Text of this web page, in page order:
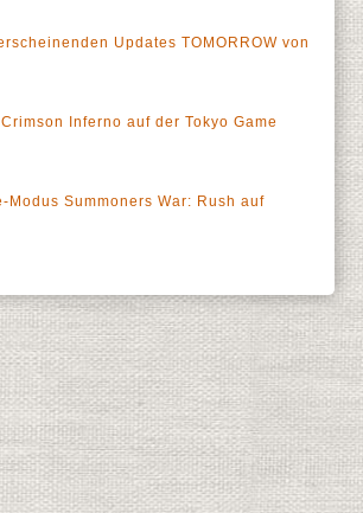
Updates TOMORROW von
Inferno auf der Tokyo Game
Summoners War: Rush auf